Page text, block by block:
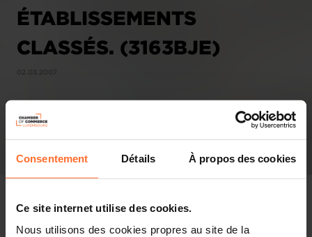
Consentement Détails À propos des cookies
Ce site internet utilise des cookies.
Nous utilisons des cookies propres au site de la
ÉTABLISSEMENTS
CLASSÉS. (3163BJE)